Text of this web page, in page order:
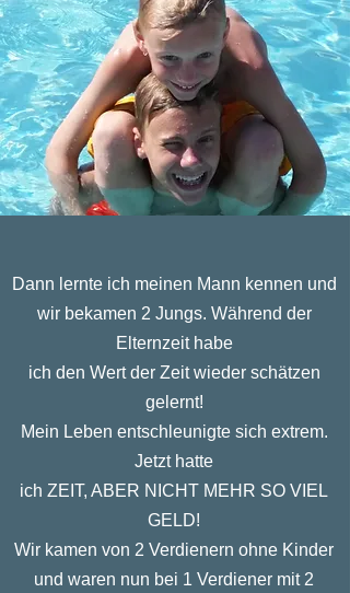
Dann lernte ich meinen Mann kennen und
wir bekamen 2 Jungs. Während der
Elternzeit habe
ich den Wert der Zeit wieder schätzen
gelernt!
Mein Leben entschleunigte sich extrem.
Jetzt hatte
ich ZEIT, ABER NICHT MEHR SO VIEL
GELD!
Wir kamen von 2 Verdienern ohne Kinder
und waren nun bei 1 Verdiener mit 2